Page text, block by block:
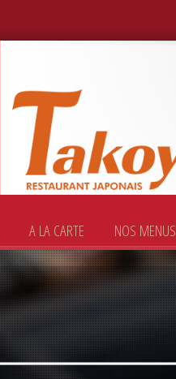
A LA CARTE NOS MENUS